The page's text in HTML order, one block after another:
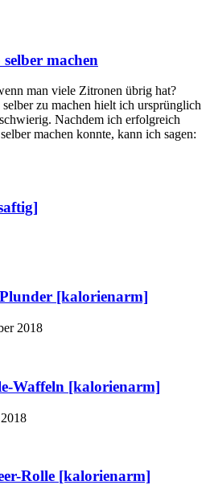
machen
man viele Zitronen übrig hat?
zu machen hielt ich ursprünglich
Nachdem ich erfolgreich
machen konnte, kann ich sagen:
[kalorienarm]
2018
Waffeln [kalorienarm]
Rolle [kalorienarm]